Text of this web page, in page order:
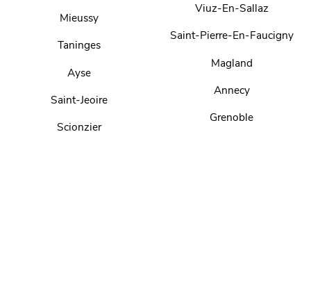
Mieussy
Taninges
Ayse
Saint-Jeoire
Scionzier
Viuz-En-Sallaz
Saint-Pierre-En-Faucigny
Magland
Annecy
Grenoble